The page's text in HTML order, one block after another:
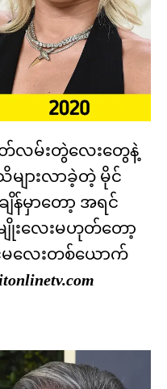
ာတ်လမ်းတွဲလေးတွေနဲ့
ားလာခဲ့တဲ့ မိုင်
န်မှာတော့ အရင်
ျိုးလေးမဟုတ်တော့
မလေးတစ်ယောက်